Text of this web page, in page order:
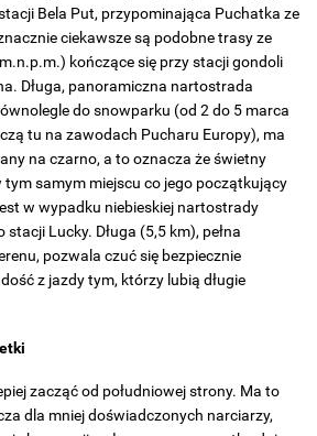
Bela Put, przypominająca Puchatka ze
ciekawsze są podobne trasy ze
kończące się przy stacji gondoli
Długa, panoramiczna nartostrada
do snowparku (od 2 do 5 marca
tu na zawodach Pucharu Europy), ma
na czarno, a to oznacza że świetny
tym samym miejscu co jego początkujący
w wypadku niebieskiej nartostrady
Lucky. Długa (5,5 km), pełna
pozwala czuć się bezpiecznie
z jazdy tym, którzy lubią długie
zacząć od południowej strony. Ma to
dla mniej doświadczonych narciarzy,